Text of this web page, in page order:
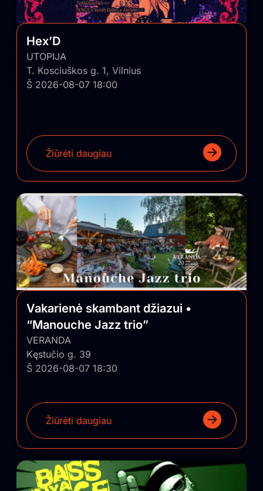
sugrąžinti ir įskiepyti į Lietuvos regionus.
Hex’D
UTOPIJA
T. Kosciuškos g. 1, Vilnius
Š 2026-08-07 18:00
Žiūrėti daugiau
Vakarienė skambant džiazui •
“Manouche Jazz trio”
VERANDA
Kęstučio g. 39
Š 2026-08-07 18:30
Žiūrėti daugiau